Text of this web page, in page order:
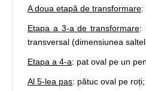
A doua etapă de transformare:
Etapa a 3-a de transformare:
transversal (dimensiunea
Etapa a 4-a: pat oval pe un
Al 5-lea pas: pătuc oval pe roți;